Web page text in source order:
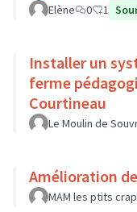
Elène 0 1
Installer un
ferme
Courtineau
Le Moulin de
Amélioration
MAM les ptits